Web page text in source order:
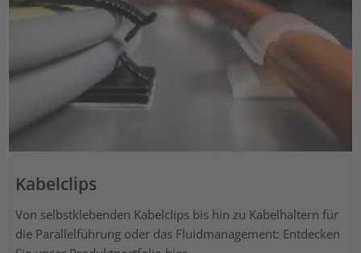
Kabelclips
Von selbstklebenden Kabelclips bis hin zu Kabelhaltern für
die Parallelführung oder das Fluidmanagement: Entdecken